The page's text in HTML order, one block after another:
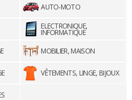
AUTO-MOTO
ELECTRONIQUE,
INFORMATIQUE
MOBILIER, MAISON
VÊTEMENTS, LINGE, BIJOUX